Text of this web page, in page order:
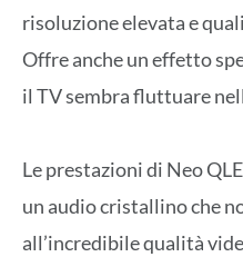
risoluzione elevata e
Offre anche un effetto
il TV sembra fluttuare
Le prestazioni di Neo
un audio cristallino che
all’incredibile qualità